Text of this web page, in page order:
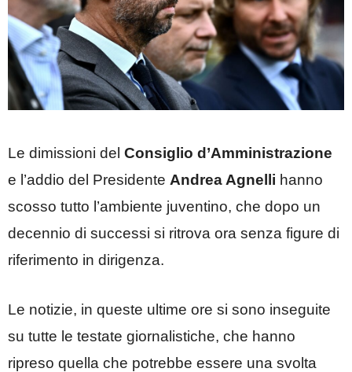
Le dimissioni del Consiglio d’Amministrazione
e l’addio del Presidente Andrea Agnelli hanno
scosso tutto l’ambiente juventino, che dopo un
decennio di successi si ritrova ora senza figure di
riferimento in dirigenza.
Le notizie, in queste ultime ore si sono inseguite
su tutte le testate giornalistiche, che hanno
ripreso quella che potrebbe essere una svolta